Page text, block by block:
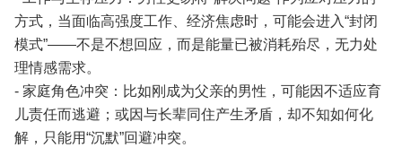
方式，当面临高强度工作、经济焦虑时，可能会进入“封闭
模式”——不是不想回应，而是能量已被消耗殆尽，无力处
理情感需求。
- 家庭角色冲突：比如刚成为父亲的男性，可能因不适应育
儿责任而逃避；或因与长辈同住产生矛盾，却不知如何化
解，只能用“沉默”回避冲突。